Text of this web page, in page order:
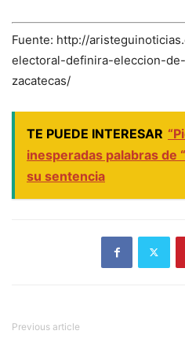
Fuente: http://
electoral-definira-eleccion-
zacatecas/
TE PUEDE INTERESAR
inesperadas palabras de
su sentencia
Previous article